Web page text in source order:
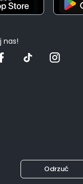
nas!
Odrzuć